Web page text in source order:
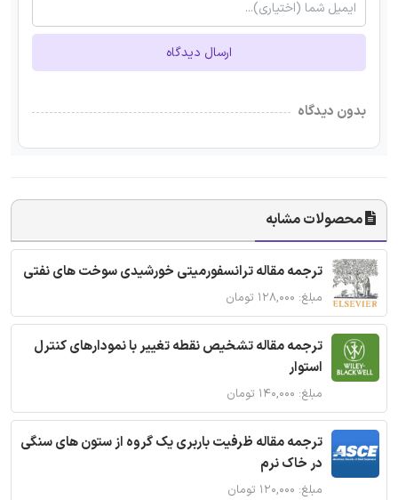
ارسال دیدگاه
بدون دیدگاه
محصولات مشابه
ترجمه مقاله ترانسفورمیتی خورشیدی سوخت های نفتی
مبلغ: ۱۲۸,۰۰۰ تومان
ترجمه مقاله تشخیص نقطه تغییر با نمودارهای کنترل
استوار
مبلغ: ۱۴۰,۰۰۰ تومان
ترجمه مقاله ظرفیت باربری یک گروه از ستون های سنگی
در خاک نرم
مبلغ: ۱۲۰,۰۰۰ تومان